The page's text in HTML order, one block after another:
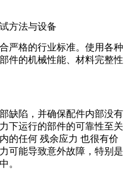
方法与设备
严格的行业标准。使用各种
件的机械性能、材料完整性
缺陷，并确保配件内部没有
下运行的部件的可靠性至关
的任何 残余应力 也很有价
可能导致意外故障，特别是
。